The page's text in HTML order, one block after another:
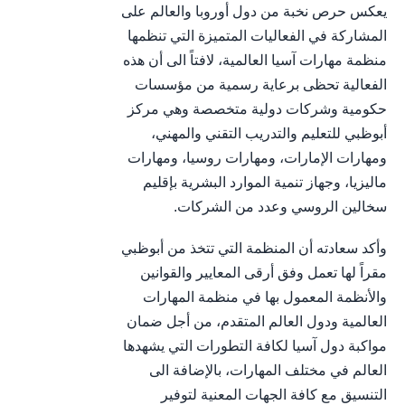
يعكس حرص نخبة من دول أوروبا والعالم على
المشاركة في الفعاليات المتميزة التي تنظمها
منظمة مهارات آسيا العالمية، لافتاً الى أن هذه
الفعالية تحظى برعاية رسمية من مؤسسات
حكومية وشركات دولية متخصصة وهي مركز
أبوظبي للتعليم والتدريب التقني والمهني،
ومهارات الإمارات، ومهارات روسيا، ومهارات
ماليزيا، وجهاز تنمية الموارد البشرية بإقليم
سخالين الروسي وعدد من الشركات.
وأكد سعادته أن المنظمة التي تتخذ من أبوظبي
مقراً لها تعمل وفق أرقى المعايير والقوانين
والأنظمة المعمول بها في منظمة المهارات
العالمية ودول العالم المتقدم، من أجل ضمان
مواكبة دول آسيا لكافة التطورات التي يشهدها
العالم في مختلف المهارات، بالإضافة الى
التنسيق مع كافة الجهات المعنية لتوفير